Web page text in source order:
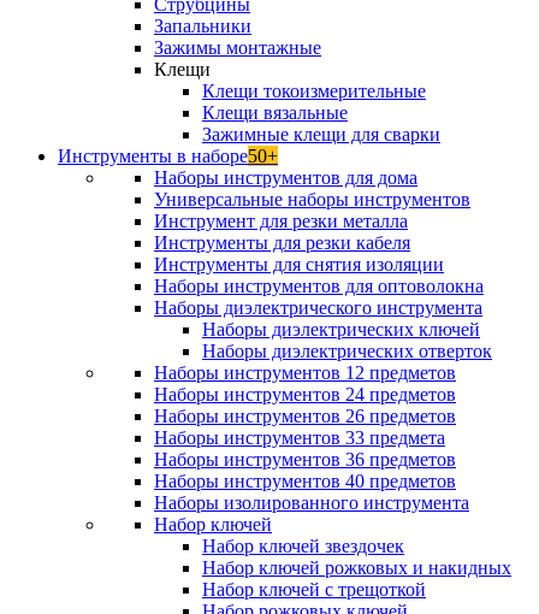
Струбцины
Запальники
Зажимы монтажные
Клещи
Клещи токоизмерительные
Клещи вязальные
Зажимные клещи для сварки
Инструменты в наборе50+
Наборы инструментов для дома
Универсальные наборы инструментов
Инструмент для резки металла
Инструменты для резки кабеля
Инструменты для снятия изоляции
Наборы инструментов для оптоволокна
Наборы диэлектрического инструмента
Наборы диэлектрических ключей
Наборы диэлектрических отверток
Наборы инструментов 12 предметов
Наборы инструментов 24 предметов
Наборы инструментов 26 предметов
Наборы инструментов 33 предмета
Наборы инструментов 36 предметов
Наборы инструментов 40 предметов
Наборы изолированного инструмента
Набор ключей
Набор ключей звездочек
Набор ключей рожковых и накидных
Набор ключей с трещоткой